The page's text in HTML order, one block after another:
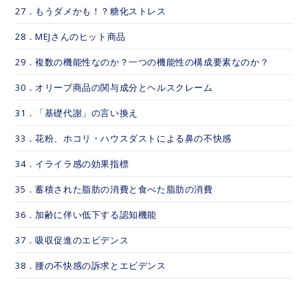
27．もうダメかも！？糖化ストレス
28．MEJさんのヒット商品
29．複数の機能性なのか？一つの機能性の構成要素なのか？
30．オリーブ商品の関与成分とヘルスクレーム
31．「基礎代謝」の言い換え
33．花粉、ホコリ・ハウスダストによる鼻の不快感
34．イライラ感の効果指標
35．蓄積された脂肪の消費と食べた脂肪の消費
36．加齢に伴い低下する認知機能
37．吸収促進のエビデンス
38．腰の不快感の訴求とエビデンス